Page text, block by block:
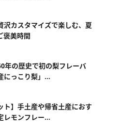
沢カスタマイズで楽しむ、夏
褒美時間
年の歴史で初の梨フレーバ
っこり梨」...
ト】手土産や帰省土産におす
モンフレー...